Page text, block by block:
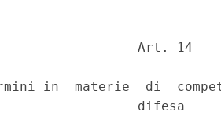
Art. 14
in  materie  di
difesa